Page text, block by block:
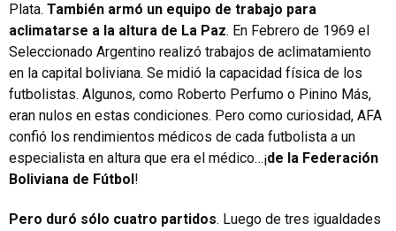
Plata. También armó un equipo de trabajo para
aclimatarse a la altura de La Paz. En Febrero de 1969 el
Seleccionado Argentino realizó trabajos de aclimatamiento
en la capital boliviana. Se midió la capacidad física de los
futbolistas. Algunos, como Roberto Perfumo o Pinino Más,
eran nulos en estas condiciones. Pero como curiosidad, AFA
confió los rendimientos médicos de cada futbolista a un
especialista en altura que era el médico…¡de la Federación
Boliviana de Fútbol !
Pero duró sólo cuatro partidos. Luego de tres igualdades